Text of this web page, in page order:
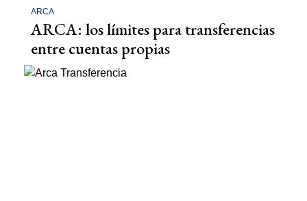
ARCA
ARCA: los límites para transferencias
entre cuentas propias